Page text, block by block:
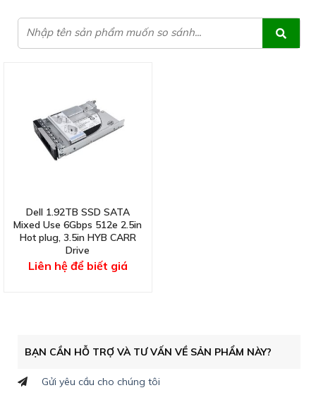
BẠN CẦN HỖ TRỢ VÀ TƯ VẤN VỀ SẢN PHẨM NÀY?
Gửi yêu cầu cho chúng tôi
Dell 1.92TB SSD SATA
Mixed Use 6Gbps 512e 2.5in
Hot plug, 3.5in HYB CARR
Drive
Liên hệ để biết giá